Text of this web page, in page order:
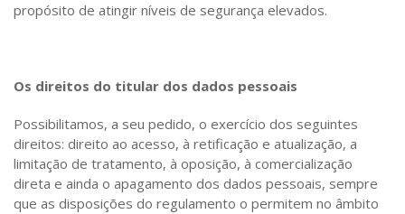
propósito de atingir níveis de segurança elevados.
Os direitos do titular dos dados pessoais
Possibilitamos, a seu pedido, o exercício dos seguintes
direitos: direito ao acesso, à retificação e atualização, a
limitação de tratamento, à oposição, à comercialização
direta e ainda o apagamento dos dados pessoais, sempre
que as disposições do regulamento o permitem no âmbito